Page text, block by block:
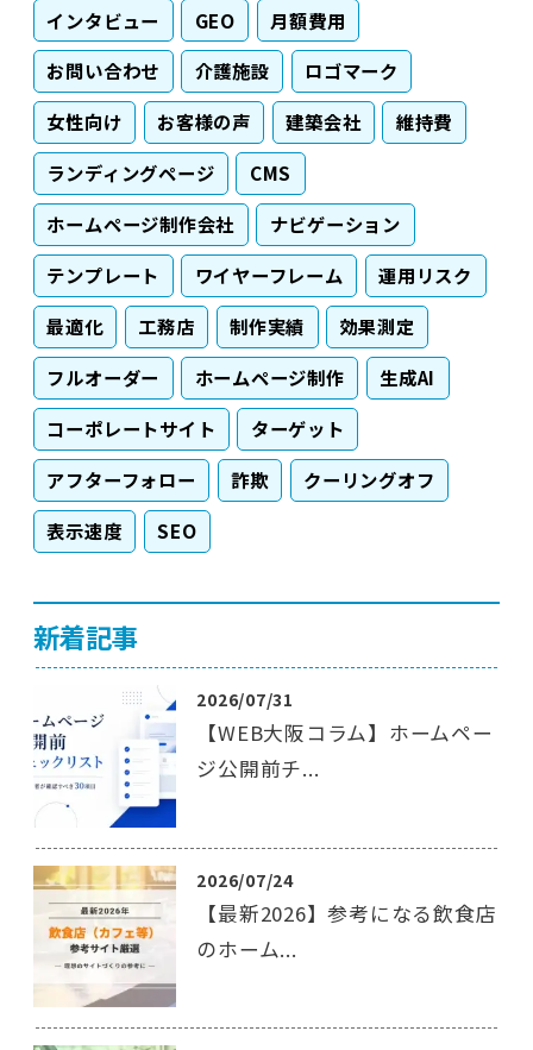
インタビュー
GEO
月額費用
お問い合わせ
介護施設
ロゴマーク
女性向け
お客様の声 建築会社
維持費
ランディングページ
CMS
ホームページ制作会社
ナビゲーション
テンプレート
ワイヤーフレーム
運用リスク
最適化
工務店 制作実績
効果測定
フルオーダー
ホームページ制作
生成AI
コーポレートサイト
ターゲット
アフターフォロー
詐欺
クーリングオフ
表示速度
SEO
新着記事
2026/07/31
【WEB大阪コラム】ホームペー
ジ公開前チ...
2026/07/24
【最新2026】参考になる飲食店
のホーム...